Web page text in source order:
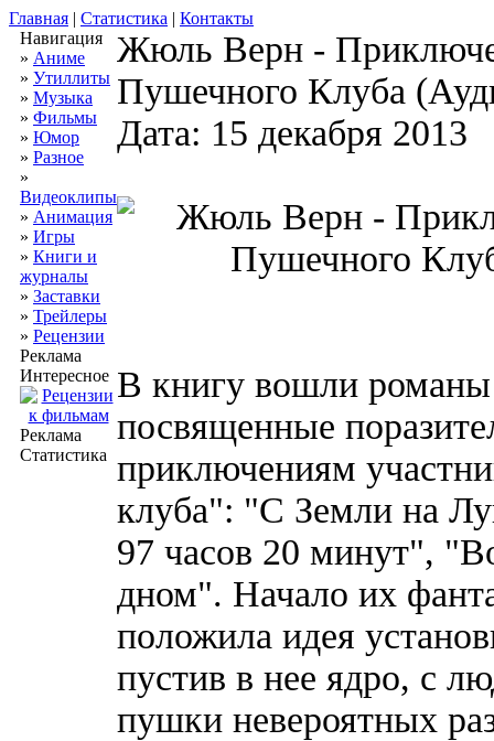
Главная | Статистика | Контакты
Навигация
» Аниме
» Утиллиты
» Музыка
» Фильмы
» Юмор
» Разное
»
Видеоклипы
» Анимация
» Игры
» Книги и
журналы
» Заставки
» Трейлеры
» Рецензии
Реклама
Интересное
Реклама
Статистика
Жюль Верн -
Пушечного Клуба
Дата: 15 декабря 2013
В книгу вошли
посвященные
приключениям
клуба": "С Земли на
97 часов 20 минут",
дном". Начало их
положила идея
пустив в нее ядро, с
пушки невероятных